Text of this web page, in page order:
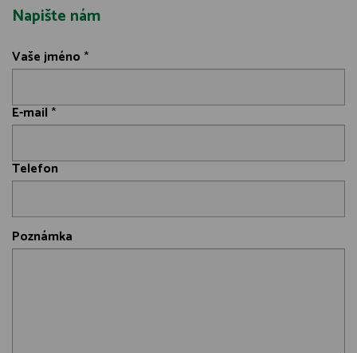
Napište nám
Vaše jméno *
E-mail *
Telefon
Poznámka